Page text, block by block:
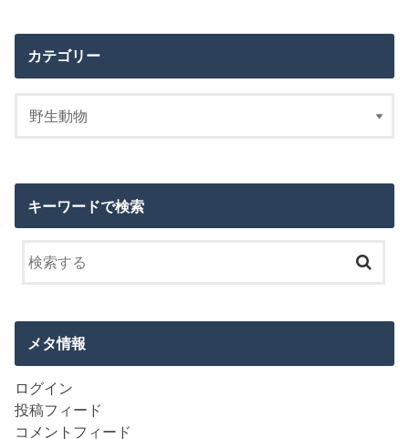
カテゴリー
キーワードで検索
メタ情報
ログイン
投稿フィード
コメントフィード